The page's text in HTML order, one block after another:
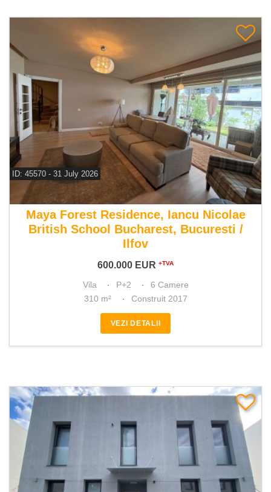
ID: 45570 - 31 July 2026
De vanzare vila 6 camere
Maya Forest Residence, Iancu Nicolae
British School Bucharest, Bucuresti /
Ilfov
600.000 EUR +TVA
Vila P+2
6 Camere
310 m²
Construit 2017
VEZI DETALII